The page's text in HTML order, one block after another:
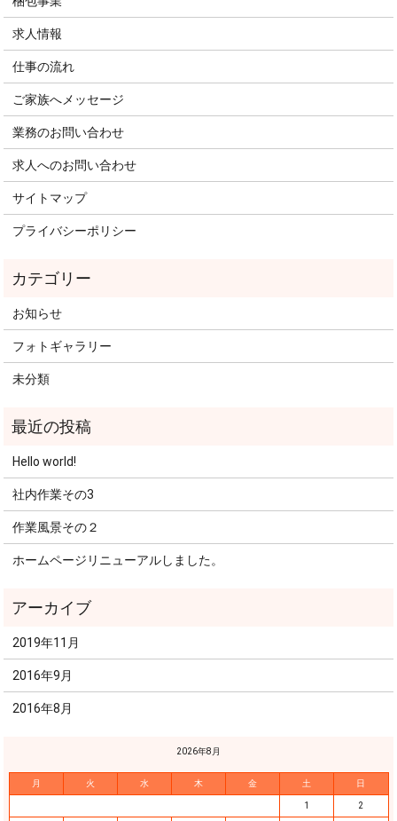
求人情報
仕事の流れ
ご家族へメッセージ
業務のお問い合わせ
求人へのお問い合わせ
サイトマップ
プライバシーポリシー
お知らせ
フォトギャラリー
未分類
Hello world!
社内作業その3
作業風景その２
ホームページリニューアルしました。
2019年11月
2016年9月
2016年8月
2026年8月
月 火 水 木 金 土 日
1 2